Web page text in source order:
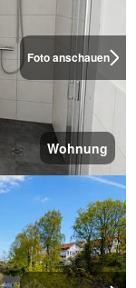
Foto anschauen
Wohnung